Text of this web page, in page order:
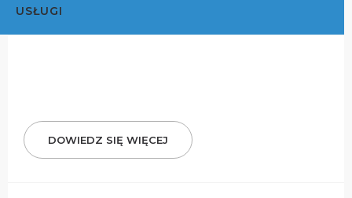
USŁUGI
DOWIEDZ SIĘ WIĘCEJ